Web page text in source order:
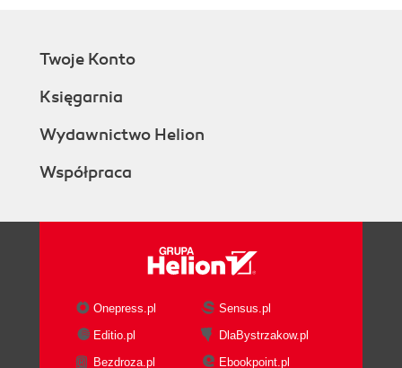
Twoje Konto
Księgarnia
Wydawnictwo Helion
Współpraca
Onepress.pl
Sensus.pl
Editio.pl
DlaBystrzakow.pl
Bezdroza.pl
Ebookpoint.pl